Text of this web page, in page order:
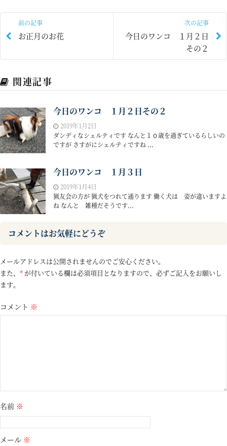
前の記事
お正月のお花
次の記事
今日のワンコ １月２日
その２
関連記事
今日のワンコ １月２日その２
2019年1月2日
ダンディなシェルティです なんと１０歳を過ぎているらしいの
ですが さすがにシェルティですね ...
今日のワンコ １月３日
2019年1月4日
猟友会の方が 猟犬をつれて通ります 働く犬は 姿が違いますよ
ね なんと 雑種だそうです...
コメントはお気軽にどうぞ
メールアドレスは公開されませんのでご安心ください。
また、 * が付いている欄は必須項目となりますので、必ずご記入をお願いし
ます。
コメント ※
名前 ※
メール ※